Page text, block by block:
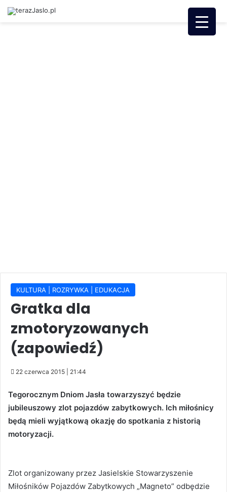
KULTURA | ROZRYWKA | EDUKACJA
Gratka dla
zmotoryzowanych
(zapowiedź)
22 czerwca 2015 | 21:44
Tegorocznym Dniom Jasła towarzyszyć będzie
jubileuszowy zlot pojazdów zabytkowych. Ich miłośnicy
będą mieli wyjątkową okazję do spotkania z historią
motoryzacji.
Zlot organizowany przez Jasielskie Stowarzyszenie
Miłośników Pojazdów Zabytkowych „Magneto” odbędzie